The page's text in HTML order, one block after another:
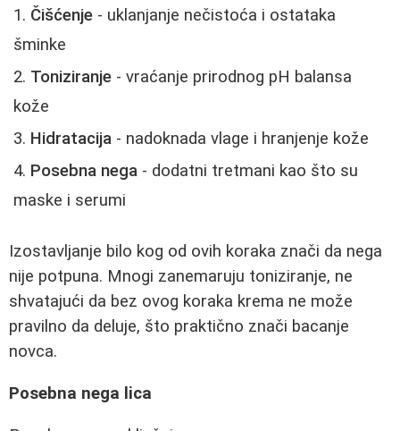
Čišćenje - uklanjanje nečistoća i ostataka
šminke
Toniziranje - vraćanje prirodnog pH balansa
kože
Hidratacija - nadoknada vlage i hranjenje kože
Posebna nega - dodatni tretmani kao što su
maske i serumi
Izostavljanje bilo kog od ovih koraka znači da nega
nije potpuna. Mnogi zanemaruju toniziranje, ne
shvatajući da bez ovog koraka krema ne može
pravilno da deluje, što praktično znači bacanje
novca.
Posebna nega lica